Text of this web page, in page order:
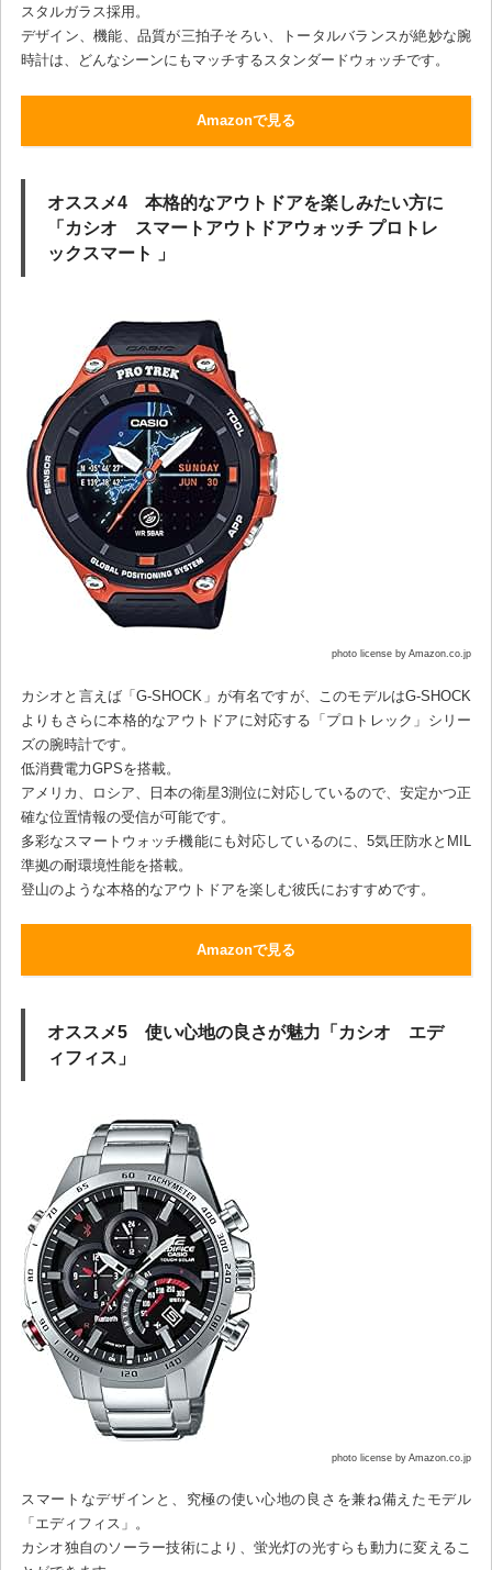
スタルガラス採用。
デザイン、機能、品質が三拍子そろい、トータルバランスが絶妙な腕
時計は、どんなシーンにもマッチするスタンダードウォッチです。
Amazonで見る
オススメ4 本格的なアウトドアを楽しみたい方に
「カシオ スマートアウトドアウォッチ プロトレ
ックスマート 」
photo license by Amazon.co.jp
カシオと言えば「G-SHOCK」が有名ですが、このモデルはG-SHOCK
よりもさらに本格的なアウトドアに対応する「プロトレック」シリー
ズの腕時計です。
低消費電力GPSを搭載。
アメリカ、ロシア、日本の衛星3測位に対応しているので、安定かつ正
確な位置情報の受信が可能です。
多彩なスマートウォッチ機能にも対応しているのに、5気圧防水とMIL
準拠の耐環境性能を搭載。
登山のような本格的なアウトドアを楽しむ彼氏におすすめです。
Amazonで見る
オススメ5 使い心地の良さが魅力「カシオ エデ
ィフィス」
photo license by Amazon.co.jp
スマートなデザインと、究極の使い心地の良さを兼ね備えたモデル
「エディフィス」。
カシオ独自のソーラー技術により、蛍光灯の光すらも動力に変えるこ